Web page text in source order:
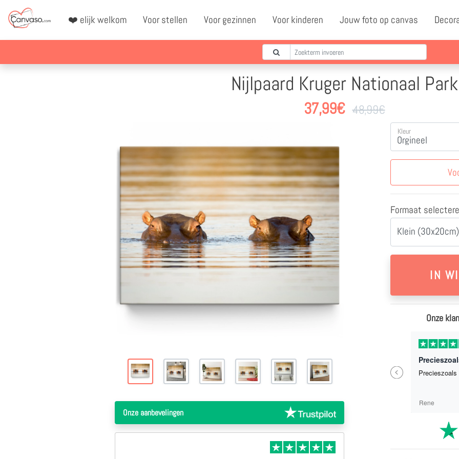
❤️ elijk welkom Voor stellen Voor gezinnen Voor kinderen Jouw foto op canvas
Nijlpaard Kruger Nationaal Park
37,99€ 48,99€
Onze aanbevelingen
Kleur
Formaat
Klein
Onze
Previous
deze site werkt snel duidelijk en is zeer betrouwbaar,heb er nog niet vaak besteld maar mijn ervaring is zeer goed hele fijne samenwerking.100%
deze site werkt snel duidelijk en is zeer
betrouwbaar,heb er nog niet vaak
Cor Van Der Linden
Zo een erg mooi Canvas doek besteld
!Helemaal geweldig !!Ik had nog
C Weber
Precieszoals
Rene